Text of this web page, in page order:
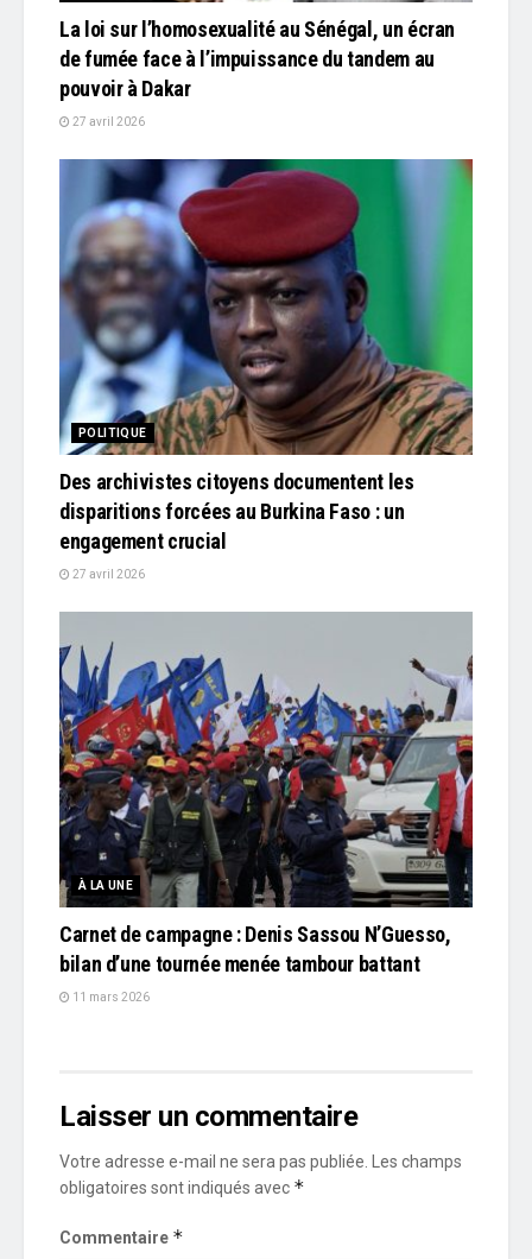
La loi sur l’homosexualité au Sénégal, un écran
de fumée face à l’impuissance du tandem au
pouvoir à Dakar
27 avril 2026
POLITIQUE
Des archivistes citoyens documentent les
disparitions forcées au Burkina Faso : un
engagement crucial
27 avril 2026
À LA UNE
Carnet de campagne : Denis Sassou N’Guesso,
bilan d’une tournée menée tambour battant
11 mars 2026
Laisser un commentaire
Votre adresse e-mail ne sera pas publiée.
Les champs
obligatoires sont indiqués avec *
Commentaire *